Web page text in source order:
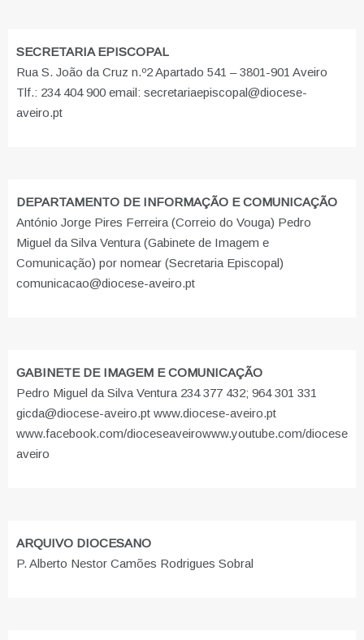
SECRETARIA EPISCOPAL
Rua S. João da Cruz n.º2 Apartado 541 – 3801-901 Aveiro
Tlf.: 234 404 900 email: secretariaepiscopal@diocese-
aveiro.pt
DEPARTAMENTO DE INFORMAÇÃO E COMUNICAÇÃO
António Jorge Pires Ferreira (Correio do Vouga) Pedro
Miguel da Silva Ventura (Gabinete de Imagem e
Comunicação) por nomear (Secretaria Episcopal)
comunicacao@diocese-aveiro.pt
GABINETE DE IMAGEM E COMUNICAÇÃO
Pedro Miguel da Silva Ventura 234 377 432; 964 301 331
gicda@diocese-aveiro.pt www.diocese-aveiro.pt
www.facebook.com/dioceseaveirowww.youtube.com/diocese
aveiro
ARQUIVO DIOCESANO
P. Alberto Nestor Camões Rodrigues Sobral